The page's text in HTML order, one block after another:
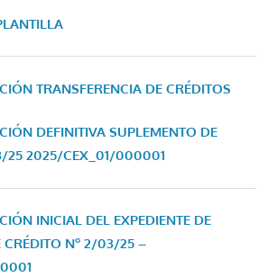
TRANSFERENCIA DE CRÉDITOS
DEFINITIVA SUPLEMENTO DE
25 2025/CEX_01/000001
INICIAL DEL EXPEDIENTE DE
CRÉDITO Nº 2/03/25 –